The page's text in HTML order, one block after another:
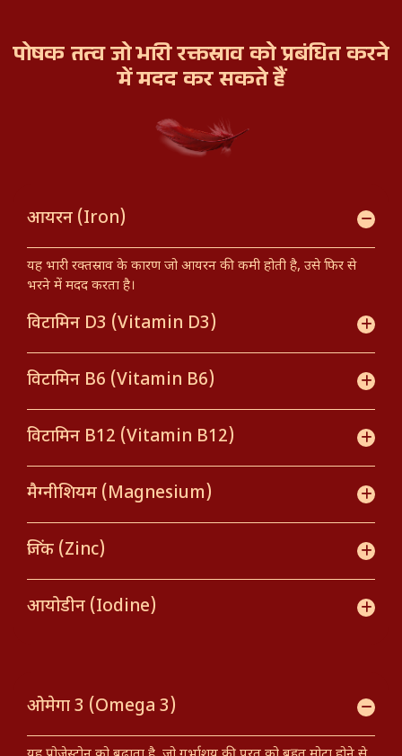
अधिक वजन होना
यदि आप रक्त को पतला करने वाली दवाएं ले रहे हैं
स्तनों के आसपास दर्द और लालिमा
अत्यधिक भोजन करना (बिंज ईटिंग)
भारी मासिक धर्म रक्तस्राव महिला के सामाजिक जीवन, कार्य
जीवन और दैनिक गतिविधियाँ करने की क्षमता को प्रभावित
करके उसके जीवन की गुणवत्ता को कम कर सकता है।
आत्मविश्वास को कम कर सकता है। महिला अत्यधिक मूडी
(चिड़चिड़ी या भावनात्मक) हो सकती है।
पोषक तत्व जो भारी रक्तस्राव को प्रबंधितकरने
में मदद कर सकते हैं
आयरन (Iron)
यह भारी रक्तस्राव के कारण जो आयरन की कमी होती है, उसे फिर से
भरने में मदद करता है।
विटामिन D3 (Vitamin D3)
विटामिन B6 (Vitamin B6)
विटामिन B12 (Vitamin B12)
मैग्नीशियम (Magnesium)
जिंक (Zinc)
आयोडीन (Iodine)
ओमेगा 3 (Omega 3)